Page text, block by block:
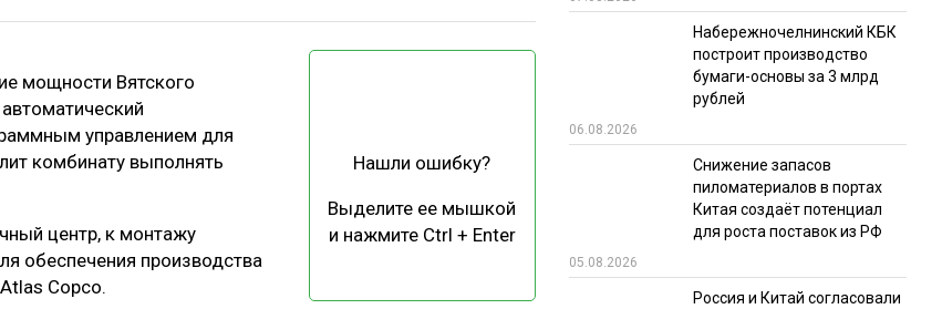
КАЛЕНДАРЬ ВЫСТАВОК ИТОГИ МЕРОПРИЯТИЙ
мощности Вятского
управлением для
комбинату выполнять
центр, к монтажу
обеспечения производства
Copco.
Нашли ошибку?
Выделите ее мышкой
и нажмите Ctrl + Enter
Набережночелнинский КБК
построит производство
бумаги-основы за 3 млрд
рублей
06.08.2026
Снижение запасов
пиломатериалов в портах
Китая создаёт потенциал
для роста поставок из РФ
05.08.2026
Россия и Китай согласовали